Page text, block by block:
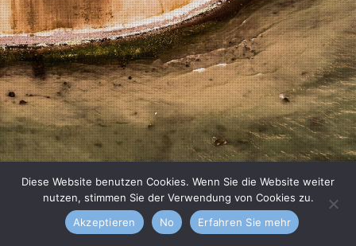
Diese Website benutzen Cookies. Wenn Sie die Website weiter
nutzen, stimmen Sie der Verwendung von Cookies zu.
Akzeptieren
No Erfahren Sie mehr